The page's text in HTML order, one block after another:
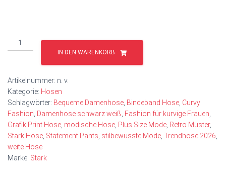
IN DEN WARENKORB
Artikelnummer: n. v.
Kategorie: Hosen
Schlagwörter: Bequeme Damenhose, Bindeband Hose, Curvy
Fashion, Damenhose schwarz weiß, Fashion für kurvige Frauen,
Grafik Print Hose, modische Hose, Plus Size Mode, Retro Muster,
Stark Hose, Statement Pants, stilbewusste Mode, Trendhose 2026,
weite Hose
Marke: Stark